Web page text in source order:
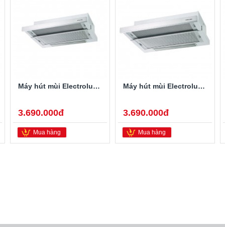
Máy hút mùi Electrolux EFP6520X
3.690.000đ
Mua hàng
Máy hút mùi Electrolux EFP6520X
3.690.000đ
Mua hàng